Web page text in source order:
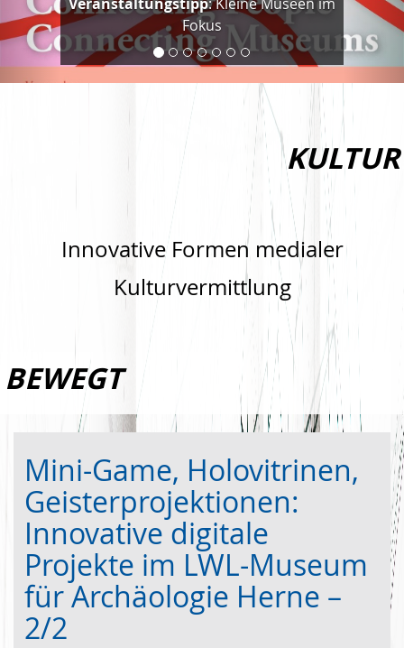
Fokus
KULTUR
Innovative Formen medialer
Kulturvermittlung
BEWEGT
Mini-Game, Holovitrinen,
Geisterprojektionen:
Innovative digitale
Projekte im LWL-Museum
für Archäologie Herne –
2/2